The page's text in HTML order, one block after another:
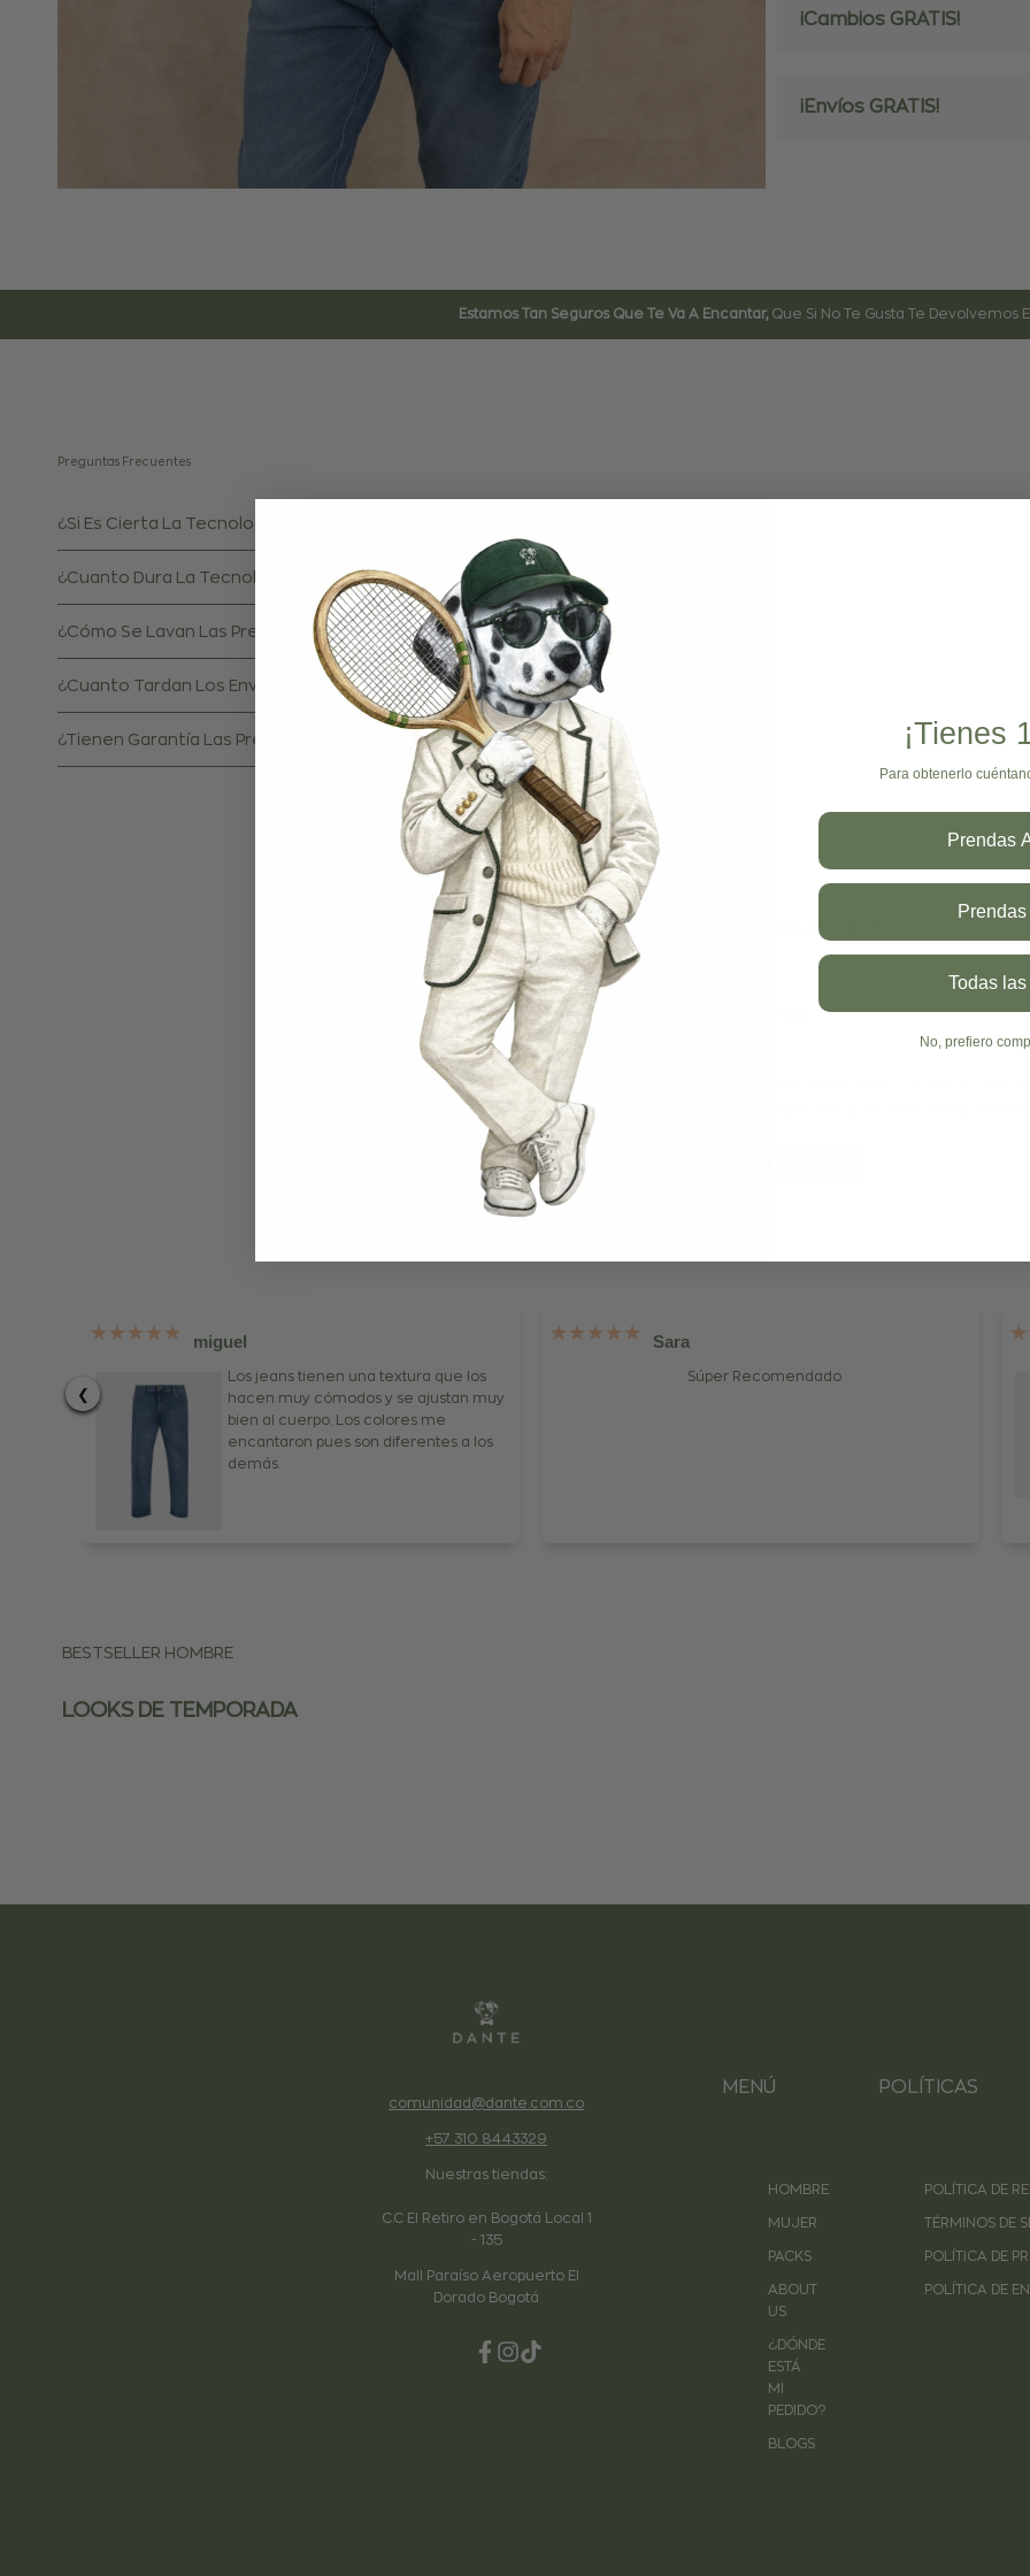
¡Cambios GRATIS!
¡Envíos GRATIS!
Estamos Tan Seguros Que Te Va A Encantar, Que Si No Te Gusta Te Devolvemos
Preguntas Frecuentes
¿Si Es Cierta La Tecnología Antimanchas?
¿Cuanto Dura La Tecnología Antimanchas?
¿Cómo Se Lavan Las Prendas?
¿Cuanto Tardan Los Envíos?
¿Tienen Garantía Las Prendas?
DANTE EN LOS MEDIOS
"DANTE se ha consolidado como un referente en el comercio
de ropa, y ahora apunta a dar el gran salto hacia el mercado
❮
miguel
Los jeans tienen una textura que los
hacen muy cómodos y se ajustan muy
bien al cuerpo. Los colores me
encantaron pues son diferentes a los
demás.
Sara
Súper Recomendado
BESTSELLER HOMBRE
LOOKS DE TEMPORADA
comunidad@dante.com.co
+57 310 8443329
Nuestras tiendas:
C.C El Retiro en Bogotá Local 1
- 135
Mall Paraíso Aeropuerto El
Dorado Bogotá
Facebook
Instagram
TikTok
MENÚ
HOMBRE
MUJER
PACKS
ABOUT
US
¿DÓNDE
ESTÁ
MI
PEDIDO?
BLOGS
POLÍTICAS
POLÍTICA DE
TÉRMINOS DE
POLÍTICA DE
POLÍTICA DE
¡Tienes
Para obtenerlo
Prendas
Todas
No, prefiero